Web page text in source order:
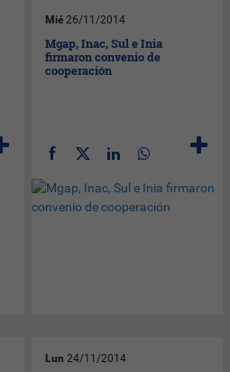
Mié 26/11/2014
Mgap, Inac, Sul e Inia
firmaron convenio de
cooperación
Lun 24/11/2014